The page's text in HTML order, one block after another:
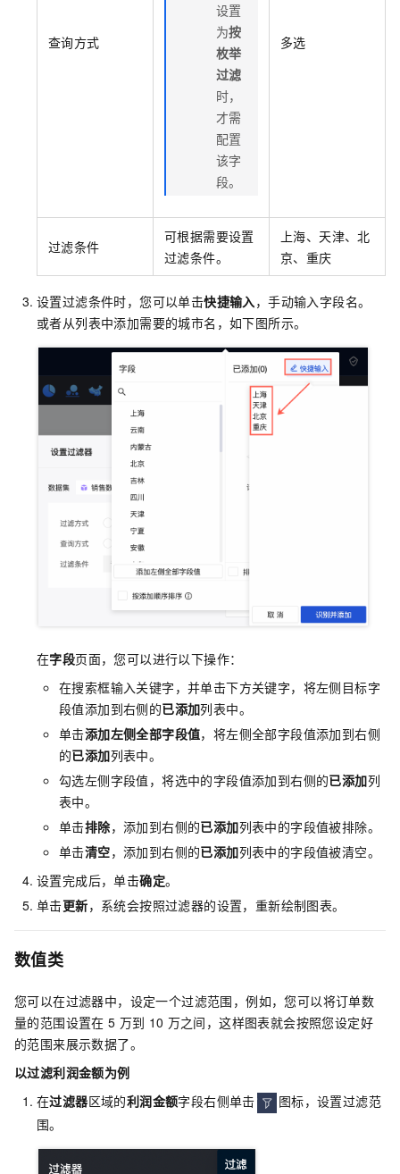
查询方式
设置
为按
枚举
过滤
时，
才需
配置
该字
段。
多选
过滤条件
可根据需要设置
过滤条件。
上海、天津、北
京、重庆
设置过滤条件时，您可以单击快捷输入，手动输入字段名。
或者从列表中添加需要的城市名，如下图所示。
在字段页面，您可以进行以下操作：
在搜索框输入关键字，并单击下方关键字，将左侧目标字
段值添加到右侧的已添加列表中。
单击添加左侧全部字段值，将左侧全部字段值添加到右侧
的已添加列表中。
勾选左侧字段值，将选中的字段值添加到右侧的已添加列
表中。
单击排除，添加到右侧的已添加列表中的字段值被排除。
单击清空，添加到右侧的已添加列表中的字段值被清空。
设置完成后，单击确定。
单击更新，系统会按照过滤器的设置，重新绘制图表。
数值类
您可以在过滤器中，设定一个过滤范围，例如，您可以将订单数
量的范围设置在 5 万到 10 万之间，这样图表就会按照您设定好
的范围来展示数据了。
以过滤利润金额为例
在过滤器区域的利润金额字段右侧单击
图标，设置过滤范
围。